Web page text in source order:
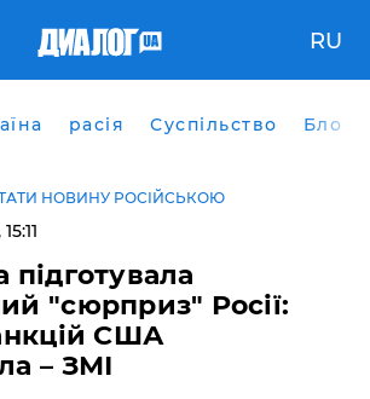
RU
расія Суспільство Блоги
НОВИНУ РОСІЙСЬКОЮ
підготувала
"сюрприз" Росії:
США
– ЗМІ